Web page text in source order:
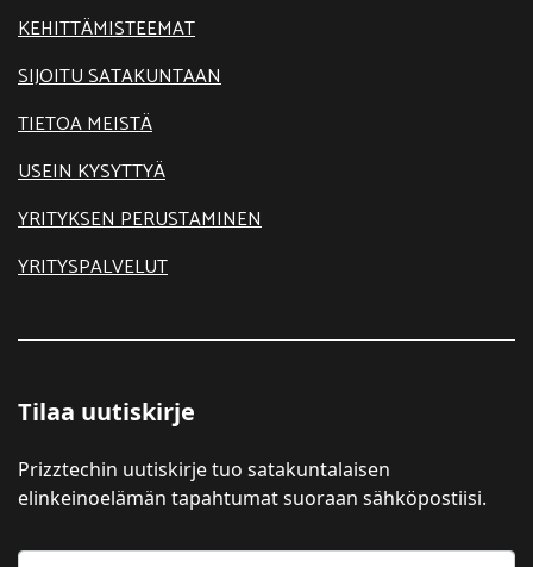
KEHITTÄMISTEEMAT
SIJOITU SATAKUNTAAN
TIETOA MEISTÄ
USEIN KYSYTTYÄ
YRITYKSEN PERUSTAMINEN
YRITYSPALVELUT
Tilaa uutiskirje
Prizztechin uutiskirje tuo satakuntalaisen
elinkeinoelämän tapahtumat suoraan sähköpostiisi.